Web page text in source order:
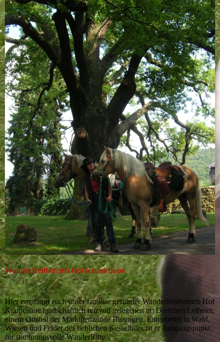
WanderReitbetrieb Hof Kranichaue
Hier empfängt euch unser familiär geführter WanderReitbetrieb Hof
Kranichaue landschaftlich reizvoll gelegenen im Dörfchen Leiheim,
einem Ortsteil der Marktgemeinde Bissingen. Eingebettet in Wald,
Wiesen und Felder des lieblichen Kesseltales ist er Ausgangspunkt
für stimmungsvolle WanderRitte.